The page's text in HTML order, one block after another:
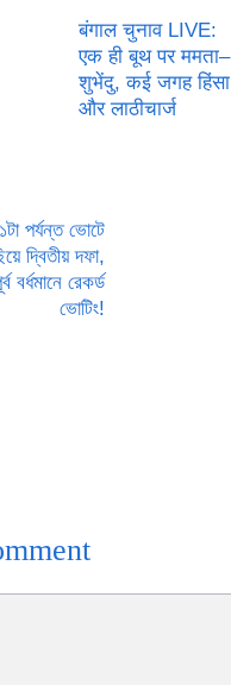
बंगाल चुनाव LIVE:
एक ही बूथ पर ममता–
शुभेंदु, कई जगह हिंसा
और लाठीचार्ज
পর্যন্ত ভোটে
দ্বিতীয় দফা,
বর্ধমানে রেকর্ড
ভোটিং!